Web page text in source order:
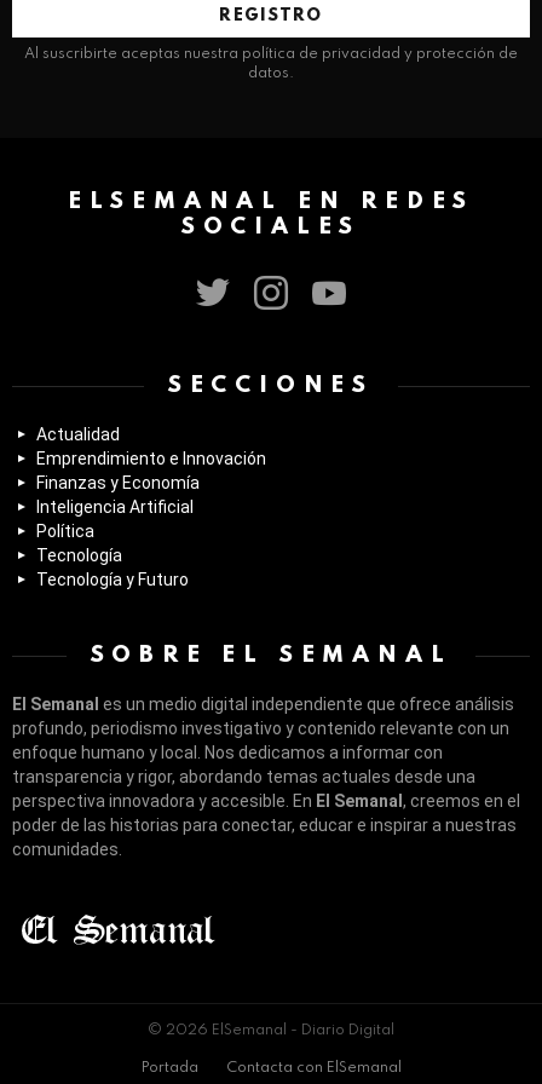
Al suscribirte aceptas nuestra política de privacidad y protección de
datos.
ELSEMANAL EN REDES
SOCIALES
SECCIONES
Actualidad
Emprendimiento e Innovación
Finanzas y Economía
Inteligencia Artificial
Política
Tecnología
Tecnología y Futuro
SOBRE EL SEMANAL
El Semanal es un medio digital independiente que ofrece análisis
profundo, periodismo investigativo y contenido relevante con un
enfoque humano y local. Nos dedicamos a informar con
transparencia y rigor, abordando temas actuales desde una
perspectiva innovadora y accesible. En El Semanal , creemos en el
poder de las historias para conectar, educar e inspirar a nuestras
comunidades.
© 2026 ElSemanal - Diario Digital
Portada Contacta con ElSemanal